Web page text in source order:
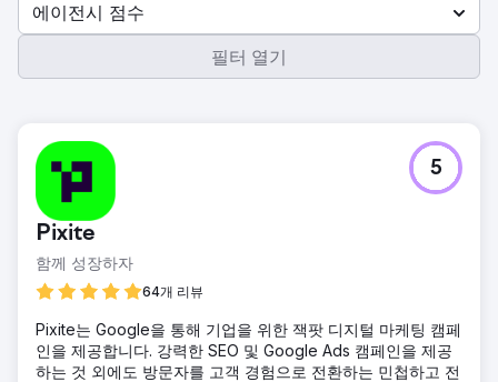
에이전시 점수
필터 열기
Pixite
함께 성장하자
64개 리뷰
5
Pixite는 Google을 통해 기업을 위한 잭팟 디지털 마케팅 캠페
인을 제공합니다. 강력한 SEO 및 Google Ads 캠페인을 제공
하는 것 외에도 방문자를 고객 경험으로 전환하는 민첩하고 전